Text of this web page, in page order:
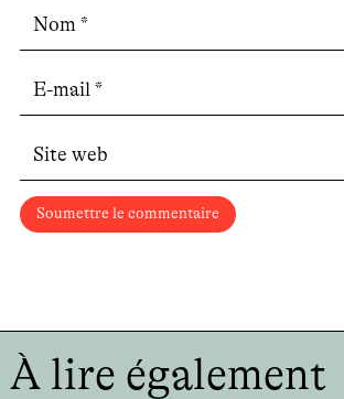
Soumettre le commentaire
À lire également